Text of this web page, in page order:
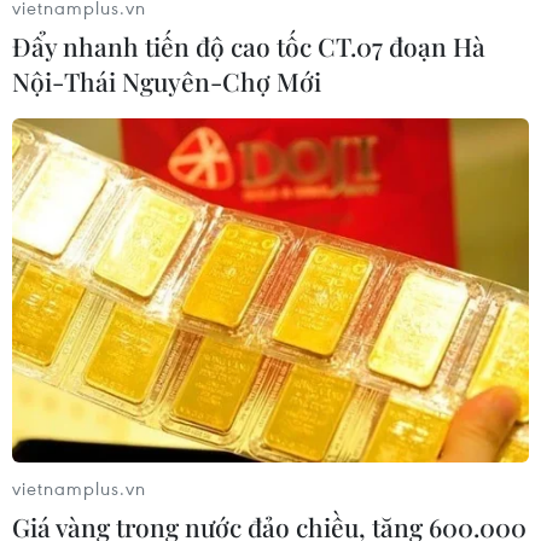
Đội tuyển Việt Nam đối đầu Malaysia
tại bán kết ASEAN Cup 2026
08/08/2026 15:53
Chủ sân Azteca lỗ hơn 47 triệu USD vì
World Cup 2026
08/08/2026 06:43
ASEAN Cup 2026 ngày 8/8: Xác định
đối thủ của đội tuyển Việt Nam ở bán
kết
08/08/2026 03:50
vietnamplus.vn
Đẩy nhanh tiến độ cao tốc CT.07 đoạn Hà
Nội-Thái Nguyên-Chợ Mới
vietnamplus.vn
Giá vàng trong nước đảo chiều, tăng 600.000